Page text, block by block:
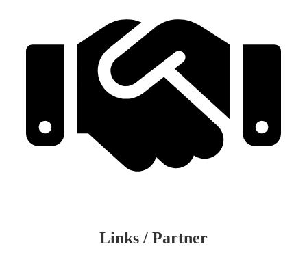
Links / Partner